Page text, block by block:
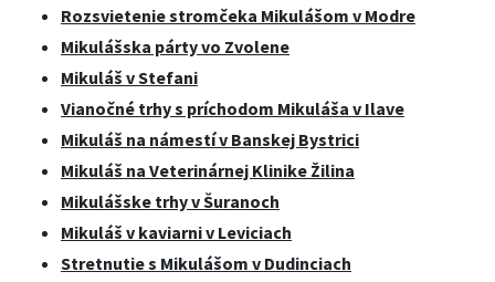
Rozsvietenie stromčeka Mikulášom v Modre
Mikulášska párty vo Zvolene
Mikuláš v Stefani
Vianočné trhy s príchodom Mikuláša v Ilave
Mikuláš na námestí v Banskej Bystrici
Mikuláš na Veterinárnej Klinike Žilina
Mikulášske trhy v Šuranoch
Mikuláš v kaviarni v Leviciach
Stretnutie s Mikulášom v Dudinciach